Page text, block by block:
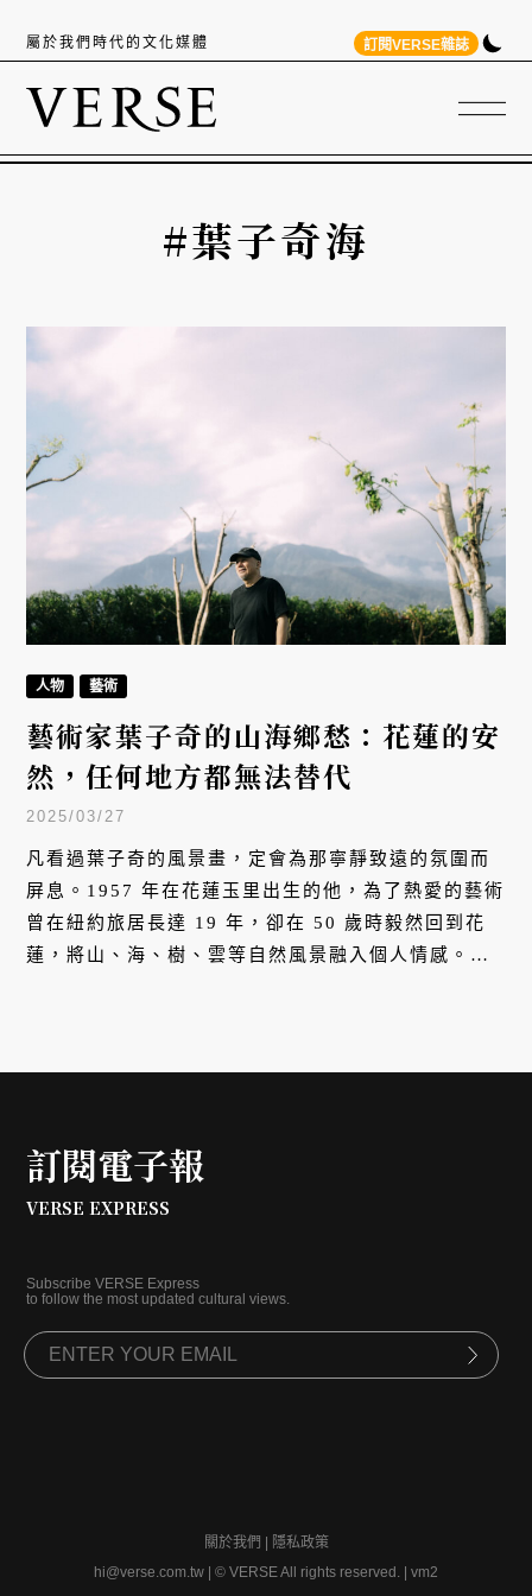
屬於我們時代的文化媒體 訂閱VERSE雜誌
#葉子奇海
人物 藝術
藝術家葉子奇的山海鄉愁：花蓮的安
然，任何地方都無法替代
2025/03/27
凡看過葉子奇的風景畫，定會為那寧靜致遠的氛圍而
屏息。1957 年在花蓮玉里出生的他，為了熱愛的藝術
曾在紐約旅居長達 19 年，卻在 50 歲時毅然回到花
蓮，將山、海、樹、雲等自然風景融入個人情感。隨
訂閱電子報
VERSE EXPRESS
Subscribe VERSE Express
to follow the most updated cultural views.
關於我們
隱私政策
hi@verse.com.tw
© VERSE All rights reserved. | vm2